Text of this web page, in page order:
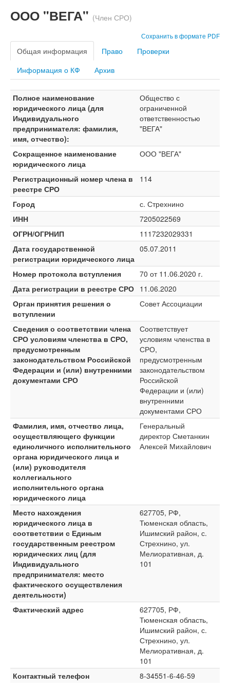
ООО "ВЕГА" (Член СРО)
Сохранить в формате PDF
Общая информация Право
Проверки
Информация о КФ
Архив
Полное наименование
юридического лица (для
Индивидуального
предпринимателя: фамилия,
имя, отчество):
Общество с
ограниченной
ответственностью
"ВЕГА"
Сокращенное наименование
юридического лица
ООО "ВЕГА"
Регистрационный номер члена в
реестре СРО
114
Город
с. Стрехнино
ИНН
7205022569
ОГРН/ОГРНИП
1117232029331
Дата государственной
регистрации юридического лица
05.07.2011
Номер протокола вступления
70 от 11.06.2020 г.
Дата регистрации в реестре СРО 11.06.2020
Орган принятия решения о
вступлении
Совет Ассоциации
Сведения о соответствии члена
СРО условиям членства в СРО,
предусмотренным
законодательством Российской
Федерации и (или) внутренними
документами СРО
Соответствует
условиям членства в
СРО,
предусмотренным
законодательством
Российской
Федерации и (или)
внутренними
документами СРО
Фамилия, имя, отчество лица,
осуществляющего функции
единоличного исполнительного
органа юридического лица и
(или) руководителя
коллегиального
исполнительного органа
юридического лица
Генеральный
директор Сметанкин
Алексей Михайлович
Место нахождения
юридического лица в
соответствии с Единым
государственным реестром
юридических лиц (для
Индивидуального
предпринимателя: место
фактического осуществления
деятельности)
627705, РФ,
Тюменская область,
Ишимский район, с.
Стрехнино, ул.
Мелиоративная, д.
101
Фактический адрес
627705, РФ,
Тюменская область,
Ишимский район, с.
Стрехнино, ул.
Мелиоративная, д.
101
Контактный телефон
8-34551-6-46-59